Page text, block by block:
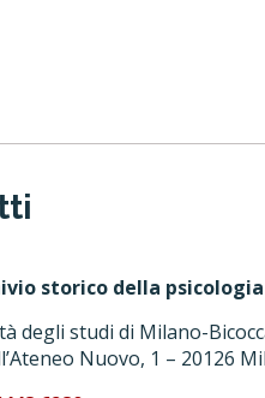
storico della
degli studi di Milano-
Nuovo, 1 – 20126